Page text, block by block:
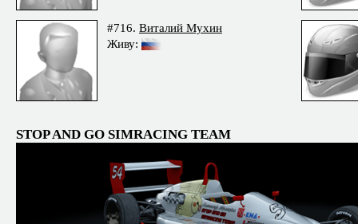
#716. Виталий Мухин
Живу:
STOP AND GO SIMRACING TEAM